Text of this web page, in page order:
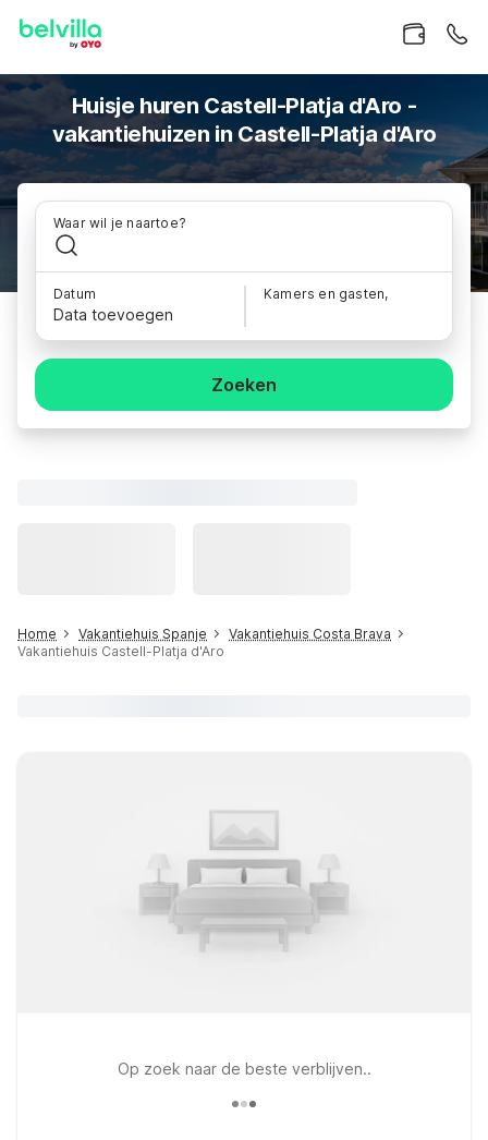
Huisje huren Castell-Platja d'Aro -
vakantiehuizen in Castell-Platja d'Aro
Waar wil je naartoe?
Datum
Data toevoegen
Kamers en gasten,
Zoeken
Home Vakantiehuis Spanje
Vakantiehuis Costa Brava
Vakantiehuis Castell-Platja d'Aro
Op zoek naar de beste verblijven..